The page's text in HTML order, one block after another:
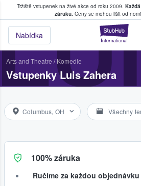
Tržiště vstupenek na živé akce od roku 2009.
záruku.Ceny se mohou lišit od
Nabídka
kde fanoušci kupují a
Arts and Theatre / Komedie
Vstupenky Luis Zahera
Columbus, OH Všechny
100% záruka
Ručíme za každou objednávku